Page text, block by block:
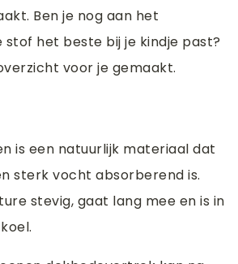
Ben je nog aan het
het beste bij je kindje past?
voor je gemaakt.
is een natuurlijk materiaal dat
sterk vocht absorberend is.
stevig, gaat lang mee en is in